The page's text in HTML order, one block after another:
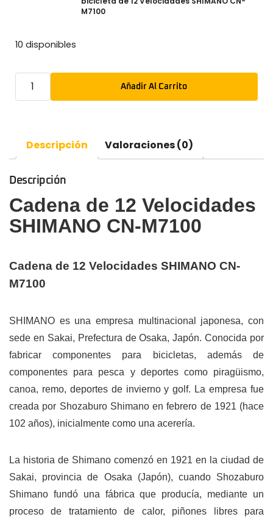
M7100
10 disponibles
Añadir Al Carrito
Descripción Valoraciones (0)
Descripción
Cadena de 12 Velocidades
SHIMANO CN-M7100
Cadena de 12 Velocidades SHIMANO CN-
M7100
SHIMANO es una empresa multinacional japonesa, con
sede en Sakai, Prefectura de Osaka, Japón. Conocida por
fabricar componentes para bicicletas, además de
componentes para pesca y deportes como piragüismo,
canoa, remo, deportes de invierno y golf. La empresa fue
creada por Shozaburo Shimano en febrero de 1921 (hace
102 años), inicialmente como una acerería.
La historia de Shimano comenzó en 1921 en la ciudad de
Sakai, provincia de Osaka (Japón), cuando Shozaburo
Shimano fundó una fábrica que producía, mediante un
proceso de tratamiento de calor, piñones libres para